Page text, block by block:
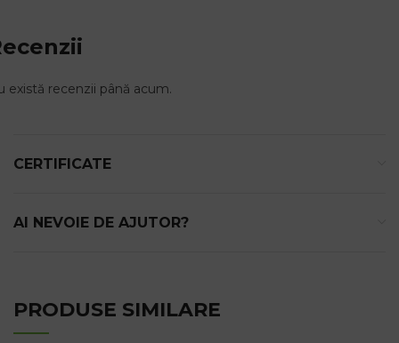
există recenzii până acum.
CERTIFICATE
AI NEVOIE DE AJUTOR?
PRODUSE SIMILARE